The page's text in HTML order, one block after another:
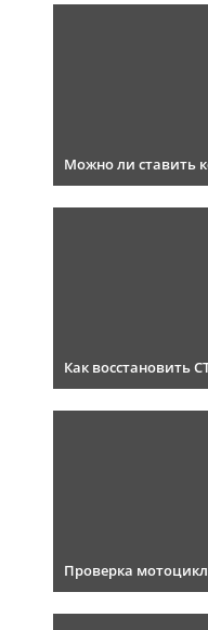
Можно ли ставить
Как восстановить
Проверка